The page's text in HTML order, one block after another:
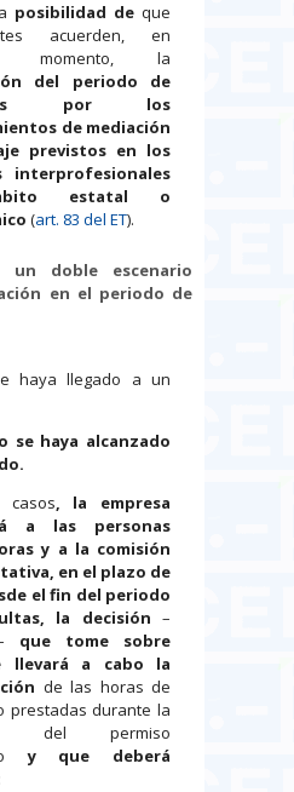
posibilidad de que
acuerden, en
momento, la
del periodo de
por los
de mediación
previstos en los
interprofesionales
estatal o
(art. 83 del ET).
un doble escenario
en el periodo de
haya llegado a un
se haya alcanzado
casos,
la empresa
a las personas
y a la comisión
en el plazo de
el fin del periodo
la decisión –
que tome sobre
llevará a cabo la
de las horas de
prestadas durante la
del permiso
y que deberá